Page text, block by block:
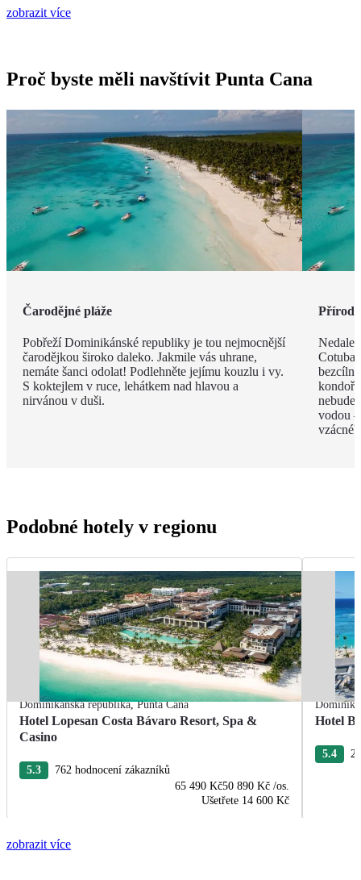
zobrazit více
Proč byste měli navštívit Punta Cana
Čarodějné pláže
Pobřeží Dominikánské republiky je tou nejmocnější
čarodějkou široko daleko. Jakmile vás uhrane,
nemáte šanci odolat! Podlehněte jejímu kouzlu i vy.
S koktejlem v ruce, lehátkem nad hlavou a
nirvánou v duši.
vodou
Podobné hotely v regionu
Dominikánská republika,Punta Cana
Hotel Lopesan Costa Bávaro Resort, Spa &
Casino
5.3
762 hodnocení zákazníků
65 490 Kč50 890 Kč /os.
Ušetřete 14 600 Kč
Hotel
5.4
zobrazit více